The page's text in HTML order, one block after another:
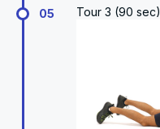
05 Tour 3 (90 sec)